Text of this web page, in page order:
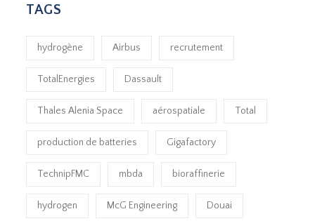
TAGS
hydrogène Airbus recrutement
TotalEnergies Dassault
Thales Alenia Space aérospatiale Total
production de batteries Gigafactory
TechnipFMC mbda bioraffinerie
hydrogen McG Engineering Douai